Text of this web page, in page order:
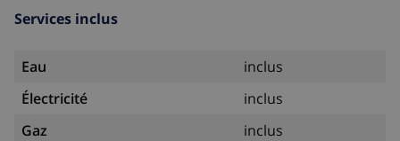
Services inclus
Eau
inclus
Électricité
inclus
Gaz
inclus